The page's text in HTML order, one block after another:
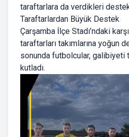
taraftarlara da verdikleri
Taraftarlardan Büyük Destek
Çarşamba İlçe Stadı’ndaki
taraftarları takımlarına yoğun
sonunda futbolcular,
kutladı.